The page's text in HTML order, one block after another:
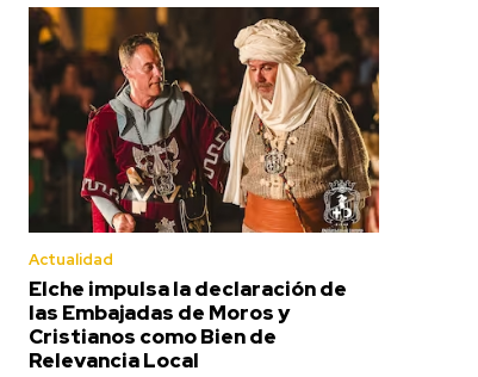
Actualidad
Elche impulsa la declaración de
las Embajadas de Moros y
Cristianos como Bien de
Relevancia Local